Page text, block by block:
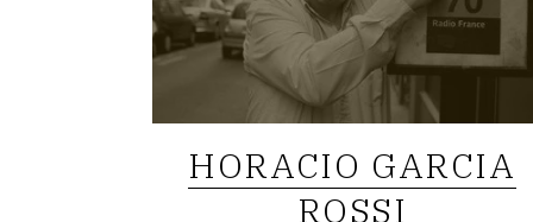
HORACIO GARCIA
ROSSI